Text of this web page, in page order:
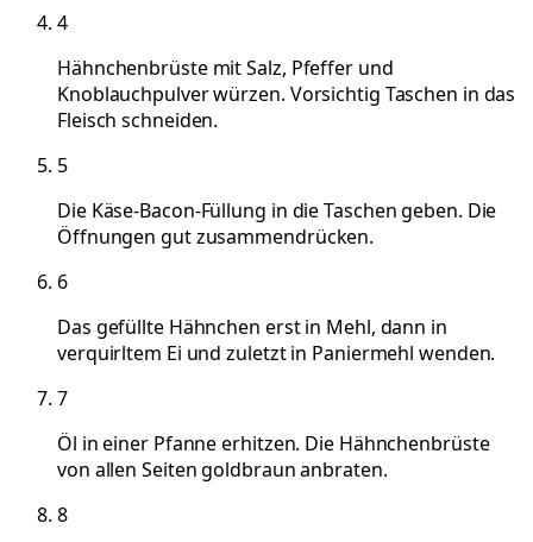
4
Hähnchenbrüste mit Salz, Pfeffer und
Knoblauchpulver würzen. Vorsichtig Taschen in das
Fleisch schneiden.
5
Die Käse-Bacon-Füllung in die Taschen geben. Die
Öffnungen gut zusammendrücken.
6
Das gefüllte Hähnchen erst in Mehl, dann in
verquirltem Ei und zuletzt in Paniermehl wenden.
7
Öl in einer Pfanne erhitzen. Die Hähnchenbrüste
von allen Seiten goldbraun anbraten.
8